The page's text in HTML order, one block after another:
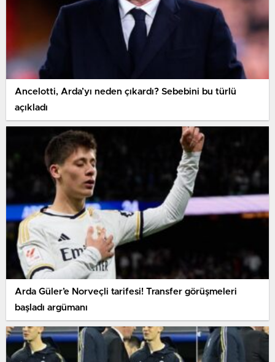
Ancelotti, Arda’yı neden çıkardı? Sebebini bu türlü
açıkladı
Arda Güler’e Norveçli tarifesi! Transfer görüşmeleri
başladı argümanı